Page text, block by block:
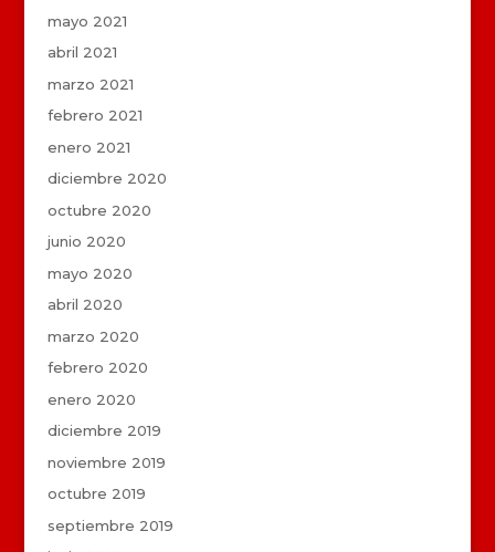
mayo 2021
abril 2021
marzo 2021
febrero 2021
enero 2021
diciembre 2020
octubre 2020
junio 2020
mayo 2020
abril 2020
marzo 2020
febrero 2020
enero 2020
diciembre 2019
noviembre 2019
octubre 2019
septiembre 2019